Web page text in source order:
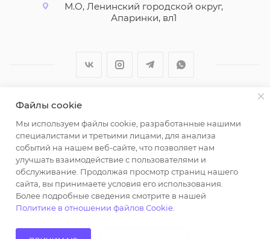
М.О, Ленинский городской округ,
Апаринки, вл1
2026 © ООО "Вайт Текстиль групп"
Любая информация на сайте носит справочный
характер и не является публичной офертой
определяемой положениями пункта 2 статьи 437
Гражданского кодекса Российской Федерации.
Использование любых материалов, опубликованных
на https://opt-milena.ru, допустимо только при
наличии письменного разрешения редакции и
активной ссылки на https://opt-milena.ru
Файлы cookie
Мы используем файлы cookie, разработанные нашими
специалистами и третьими лицами, для анализа
событий на нашем веб-сайте, что позволяет нам
улучшать взаимодействие с пользователями и
обслуживание. Продолжая просмотр страниц нашего
сайта, вы принимаете условия его использования.
Более подробные сведения смотрите в нашей
Политике в отношении файлов Cookie